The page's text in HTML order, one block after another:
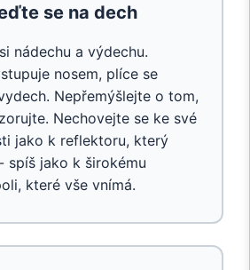
se na dech
nádechu a výdechu.
nosem, plíce se
Nepřemýšlejte o tom,
Nechovejte se ke své
jako k reflektoru, který
spíš jako k širokému
které vše vnímá.